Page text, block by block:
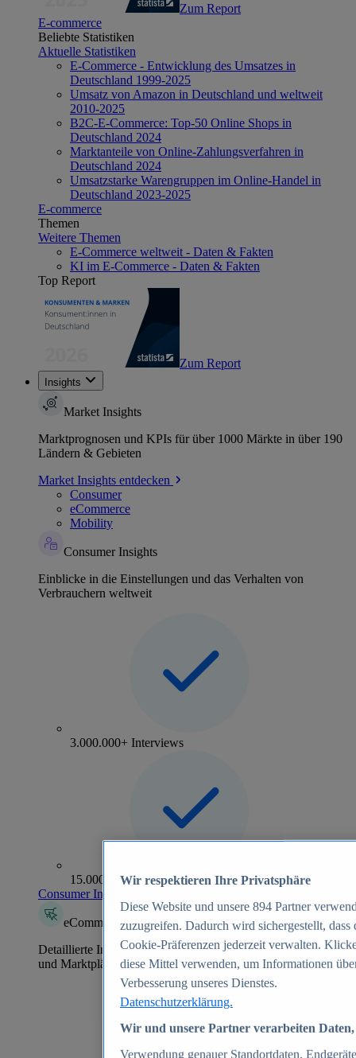
Zum Report
E-commerce
Beliebte Statistiken
Aktuelle Statistiken
E-Commerce - Entwicklung des Umsatzes in
Deutschland 1999-2025
Umsatz von Amazon in Deutschland und weltweit
2010-2025
B2C-E-Commerce: Top-50 Online Shops in
Deutschland 2024
Marktanteile von Online-Zahlungsverfahren in
Deutschland 2024
Umsatzstarke Warengruppen im Online-Handel in
Deutschland 2023-2025
E-commerce
Themen
Weitere Themen
E-Commerce weltweit - Daten & Fakten
KI im E-Commerce - Daten & Fakten
Top Report
Zum Report
Insights
Market Insights
Marktprognosen und KPIs für über 1000 Märkte in über 190
Ländern & Gebieten
Market Insights entdecken
Consumer
eCommerce
Mobility
Consumer Insights
Einblicke in die Einstellungen und das Verhalten von
Verbrauchern weltweit
3.000.000+ Interviews
15.000+ Marken
Consumer Insights entdecken
eCommerce Insights
Detaillierte Informationen zu mehr als 39.000 Online-Shops
und Marktplätzen
Wir respektieren Ihre Privatsphäre
Diese Website und unsere 894 Partner
zuzugreifen. Dadurch wird sichergestellt,
Cookie-Präferenzen jederzeit verwalten.
diese Mittel verwenden, um Informationen
Verbesserung unseres Dienstes.
Datenschutzerklärung.
Wir und unsere Partner verarbeiten
Verwendung genauer Standortdaten.